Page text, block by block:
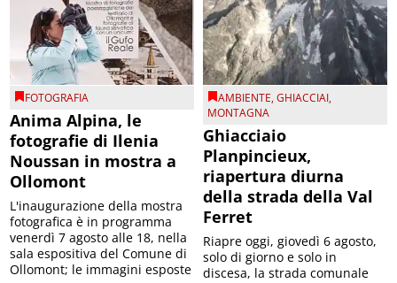
FOTOGRAFIA
Anima Alpina, le
fotografie di Ilenia
Noussan in mostra a
Ollomont
L'inaugurazione della mostra
fotografica è in programma
venerdì 7 agosto alle 18, nella
sala espositiva del Comune di
Ollomont; le immagini esposte
AMBIENTE,GHIACCIAI,
MONTAGNA
Ghiacciaio
Planpincieux,
riapertura diurna
della strada della Val
Ferret
Riapre oggi, giovedì 6 agosto,
solo di giorno e solo in
discesa, la strada comunale